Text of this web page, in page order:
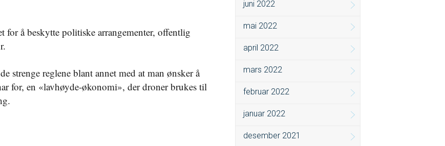
for å beskytte politiske arrangementer, offentlig
strenge reglene blant annet med at man ønsker å
for, en «lavhøyde-økonomi», der droner brukes til
juni 2022
mai 2022
april 2022
mars 2022
februar 2022
januar 2022
desember 2021